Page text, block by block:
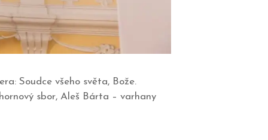
Soudce všeho světa, Bože.
sbor, Aleš Bárta – varhany